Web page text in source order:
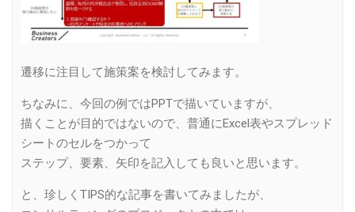
遷移に注目して施策案を検討してみます。
ちなみに、今回の例ではPPTで描いていますが、
描くことが目的ではないので、普通にExcel表やスプレッド
シートのセルをつかって
ステップ、要素、矢印を記入しても良いと思います。
と、珍しくTIPS的な記事を書いてみましたが、